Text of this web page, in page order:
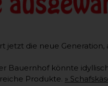
jetzt die neue
Bauernhof könnte
Produkte. »